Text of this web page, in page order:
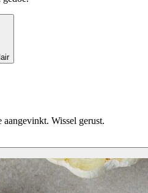
aangevinkt. Wissel gerust.